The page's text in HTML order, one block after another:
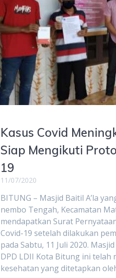
Kasus Covid
Siap Mengikuti
19
11/07/2020
BITUNG – Masjid Baitil A’la
nembo Tengah, Kecamatan
mendapatkan Surat
Covid-19 setelah dilakukan
pada Sabtu, 11 Juli 2020.
DPD LDII Kota Bitung ini
kesehatan yang ditetapkan